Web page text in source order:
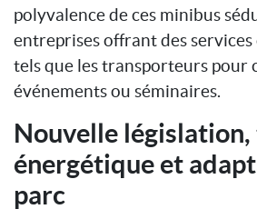
polyvalence de ces minibus
entreprises offrant des
tels que les transporteurs pour
événements ou séminaires.
Nouvelle
énergétique et
parc